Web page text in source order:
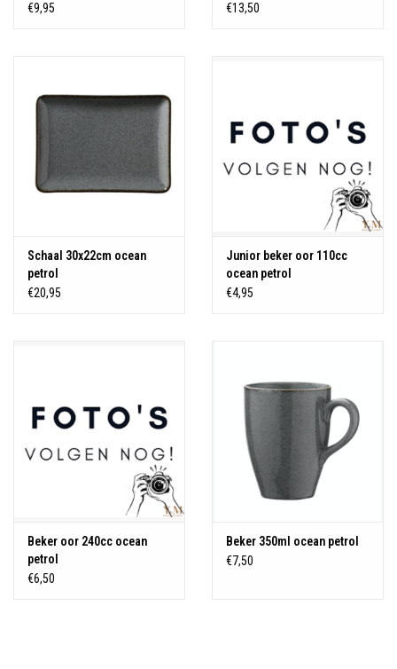
€9,95
€13,50
Schaal 30x22cm ocean
petrol
€20,95
Junior beker oor 110cc
ocean petrol
€4,95
Beker oor 240cc ocean
petrol
€6,50
Beker 350ml ocean petrol
€7,50